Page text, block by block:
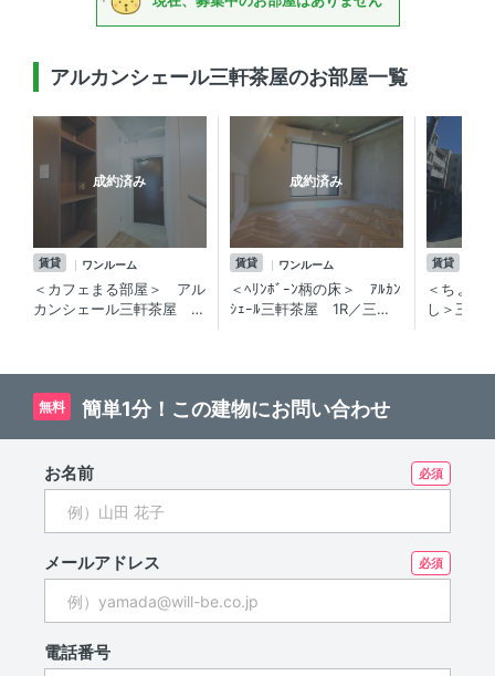
アルカンシェール三軒茶屋のお部屋一覧
成約済み
賃貸 ワンルーム
＜カフェまる部屋＞ アル
カンシェール三軒茶屋
成約済み
賃貸 ワンルーム
＜ﾍﾘﾝﾎﾞｰﾝ柄の床＞ ｱﾙｶﾝ
ｼｪｰﾙ三軒茶屋 1R／三軒
賃貸
＜ちょっ
し＞三軒
無料 簡単1分！この建物にお問い合わせ
お名前
メールアドレス
電話番号